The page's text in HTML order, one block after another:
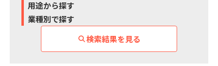
用途から探す
業種別で探す
検索結果を見る